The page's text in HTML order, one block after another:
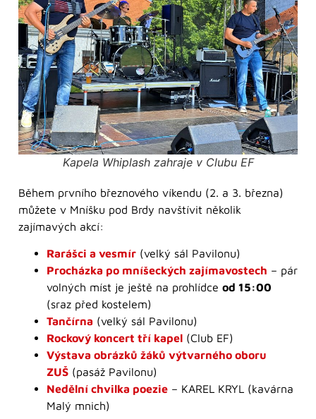
Kapela Whiplash zahraje v Clubu EF
Během prvního březnového víkendu (2. a 3. března)
můžete v Mníšku pod Brdy navštívit několik
zajímavých akcí:
Rarášci a vesmír (velký sál Pavilonu)
Procházka po mníšeckých zajímavostech – pár
volných míst je ještě na prohlídce od 15:00
(sraz před kostelem)
Tančírna (velký sál Pavilonu)
Rockový koncert tří kapel (Club EF)
Výstava obrázků žáků výtvarného oboru
ZUŠ (pasáž Pavilonu)
Nedělní chvilka poezie – KAREL KRYL (kavárna
Malý mnich)